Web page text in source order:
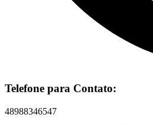
Telefone para Contato:
48988346547